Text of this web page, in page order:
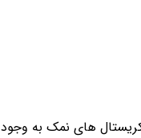
با بیش از 80 ماده ی معدنی دیگر درون کریستال های نمک به وجود